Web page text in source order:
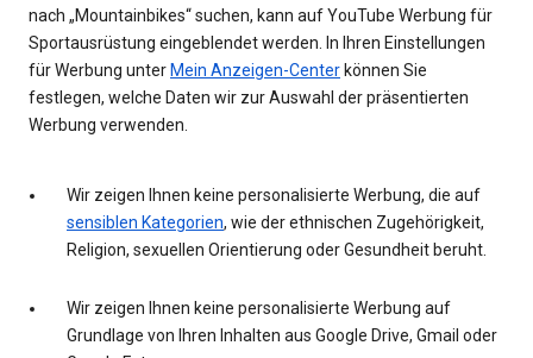
nach „Mountainbikes“ suchen, kann auf YouTube Werbung für
Sportausrüstung eingeblendet werden. In Ihren Einstellungen
für Werbung unter Mein Anzeigen-Center können Sie
festlegen, welche Daten wir zur Auswahl der präsentierten
Werbung verwenden.
Wir zeigen Ihnen keine personalisierte Werbung, die auf
sensiblen Kategorien, wie der ethnischen Zugehörigkeit,
Religion, sexuellen Orientierung oder Gesundheit beruht.
Wir zeigen Ihnen keine personalisierte Werbung auf
Grundlage von Ihren Inhalten aus Google Drive, Gmail oder